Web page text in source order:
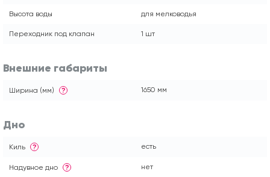
Высота воды для мелководья
Переходник под клапан 1 шт
Внешние габариты
Ширина (мм) ? 1650 мм
Дно
Киль ? есть
Надувное дно ? нет